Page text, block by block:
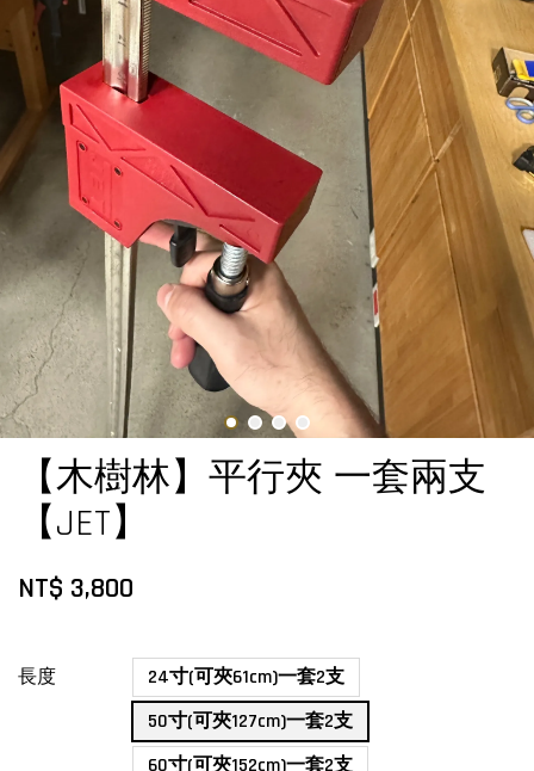
【木樹林】平行夾 一套兩支
【JET】
NT$ 3,800
長度
24寸(可夾61cm)一套2支
50寸(可夾127cm)一套2支
60寸(可夾152cm)一套2支